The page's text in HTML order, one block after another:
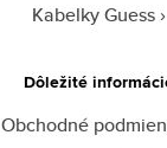
Kabelky Guess
Dôležité
Obchodné